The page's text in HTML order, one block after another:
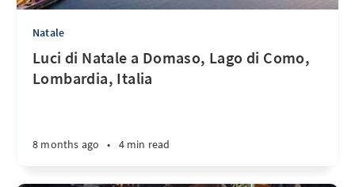
Natale
Luci di Natale a Domaso, Lago di Como,
Lombardia, Italia
8 months ago • 4 min read